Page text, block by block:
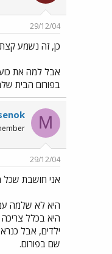
29/12/04
כן, זה נשמע קצת
אבל למה את
בפורום הבית
M
29/12/04
אני חושבת
היא לא שלמה
היא בכלל
ילדים, אבל
שם בפורום.